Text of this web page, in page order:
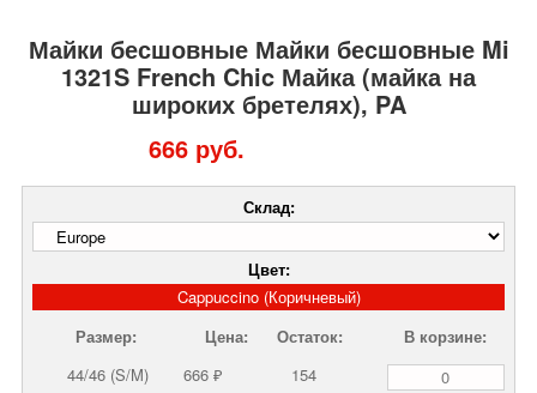
Майки бесшовные Майки бесшовные Mi
1321S French Chic Майка (майка на
широких бретелях), PA
666 руб.
Склад:
Цвет:
Cappuccino (Коричневый)
Размер:
Цена: Остаток:
В корзине:
44/46 (S/M)
666 ₽
154